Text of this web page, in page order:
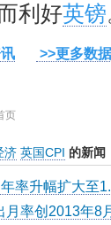
利好英镑
>>更多数
页
济 英国CPI 的新闻
率升幅扩大至
月率创2013年8